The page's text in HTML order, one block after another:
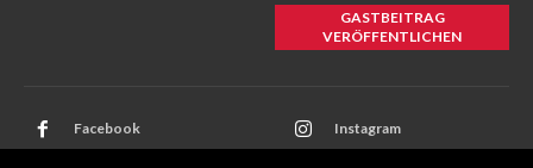
GASTBEITRAG
VERÖFFENTLICHEN
Facebook Instagram